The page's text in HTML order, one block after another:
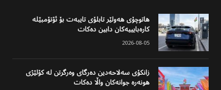
هاتوچۆی هەولێر تابلۆی تایبەت بۆ ئۆتۆمبێلە
کارەبایییەکان دابین دەکات
2026-08-05
زانکۆی سەلاحەدین دەرگای وەرگرتن لە کۆلێژی
هونەرە جوانەکان واڵا دەکات